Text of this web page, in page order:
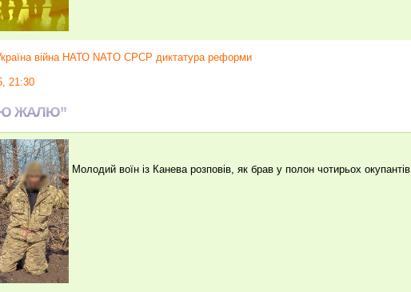
війна НАТО NATO СРСР диктатура реформи
21:30
ЖАЛЮ”
Молодий воїн із Канева розповів, як брав у полон чотирьох окупантів